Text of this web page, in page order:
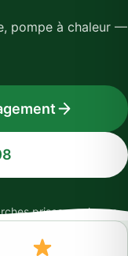
pompe à chaleur —
prises en charge